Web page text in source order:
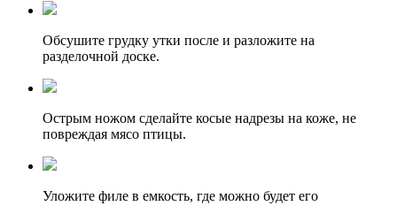
Обсушите грудку утки после и разложите на
разделочной доске.
Острым ножом сделайте косые надрезы на коже, не
повреждая мясо птицы.
Уложите филе в емкость, где можно будет его